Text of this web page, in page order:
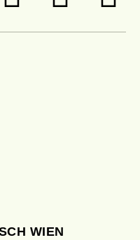
WIEN